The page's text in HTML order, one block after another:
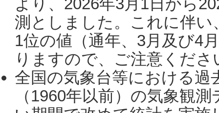
測としました。これに伴い
1位の値（通年、3月及び4
りますので、ご注意くだ
全国の気象台等における過
（1960年以前）の気象観